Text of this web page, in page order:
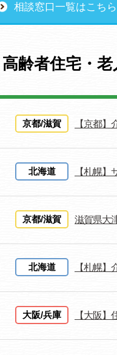
相談窓口一覧はこちら
高齢者住宅・
京都/滋賀 【京都
北海道 【札幌
京都/滋賀 滋賀県大
北海道 【札幌
大阪/兵庫 【大阪